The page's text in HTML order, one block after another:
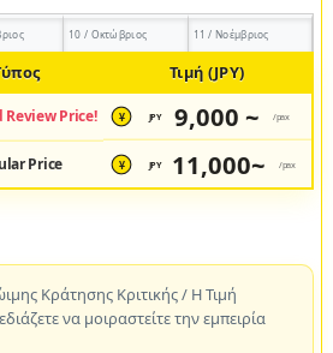
10 / Οκτώβριος 11 / Νοέμβριος
Τιμή (JPY)
Review Price! ¥ JPY 9,000 ~ /pax
Price ¥ JPY 11,000~ /pax
Κράτησης Κριτικής / Η Τιμή
να μοιραστείτε την εμπειρία